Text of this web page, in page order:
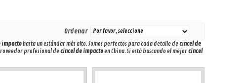
Ordenar
impactohasta un estándar más alto. Somos perfectos para cada detalle decincel de
profesional decincel de impactoen China. Si está buscando el mejorcincel